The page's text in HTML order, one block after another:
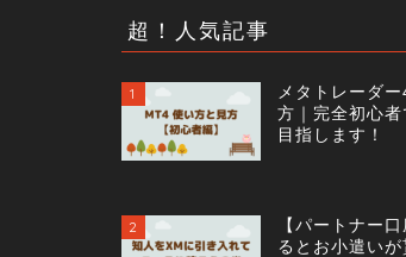
超！人気記事
1
メタトレーダ
方｜完全初心
目指します！
2
【パートナー
るとお小遣い